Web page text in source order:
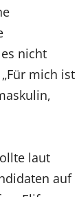
nicht
mich ist
laut
auf